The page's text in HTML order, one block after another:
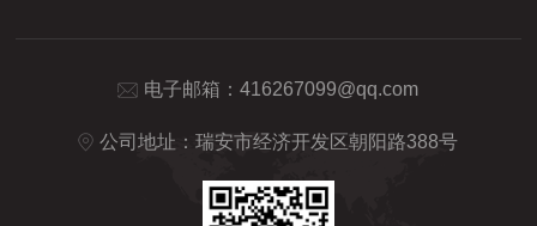
电子邮箱：416267099@qq.com
公司地址：瑞安市经济开发区朝阳路388号